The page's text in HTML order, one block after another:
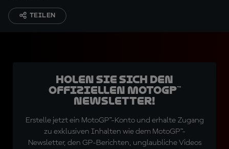
TEILEN
Holen Sie sich den
offiziellen MotoGP™
Newsletter!
Erstelle jetzt ein MotoGP™-Konto und erhalte Zugang
zu exklusiven Inhalten wie dem MotoGP™-
Newsletter, den GP-Berichten, unglaubliche Videos